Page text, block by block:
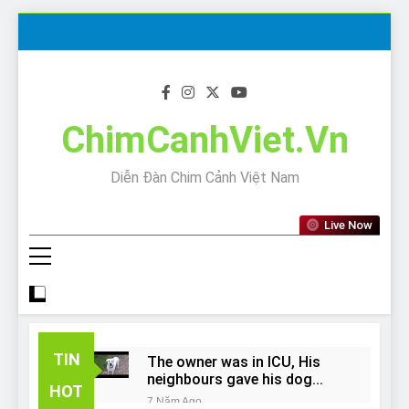
ChimCanhViet.Vn
Diễn Đàn Chim Cảnh Việt Nam
Live Now
TIN
HOT
The owner was in ICU, His
neighbours gave his dog
away!
7 Năm Ago